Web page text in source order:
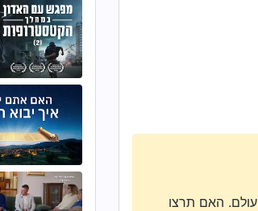
3:42
3:19
3:43
האם תרצו